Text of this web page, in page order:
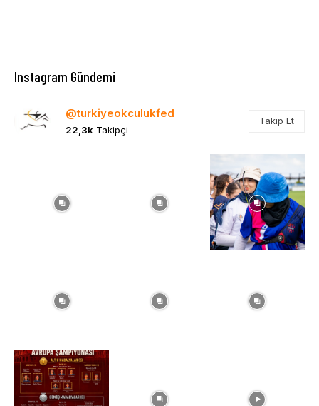
Instagram Gündemi
@turkiyeokculukfed
22,3k Takipçi
Takip Et